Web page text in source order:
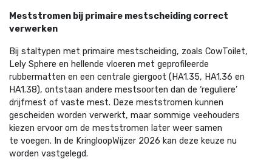
Meststromen bij primaire mestscheiding correct
verwerken
Bij staltypen met primaire mestscheiding, zoals CowToilet,
Lely Sphere en hellende vloeren met geprofileerde
rubbermatten en een centrale giergoot (HA1.35, HA1.36 en
HA1.38), ontstaan andere mestsoorten dan de ‘reguliere’
drijfmest of vaste mest. Deze meststromen kunnen
gescheiden worden verwerkt, maar sommige veehouders
kiezen ervoor om de meststromen later weer samen
te voegen. In de KringloopWijzer 2026 kan deze keuze nu
worden vastgelegd.